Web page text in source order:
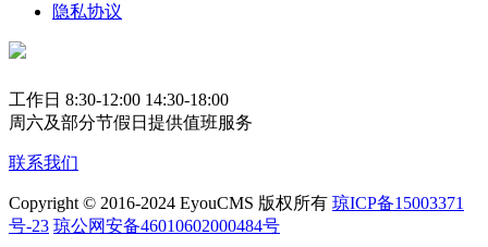
隐私协议
工作日 8:30-12:00 14:30-18:00
周六及部分节假日提供值班服务
联系我们
Copyright © 2016-2024 EyouCMS 版权所有 琼ICP备15003371
号-23 琼公网安备46010602000484号